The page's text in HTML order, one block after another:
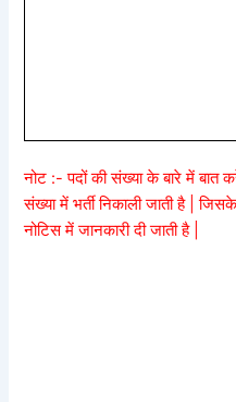
नोट :- पदों की संख्या के बारे में बात
संख्या में भर्ती निकाली जाती है |
नोटिस में जानकारी दी जाती है |